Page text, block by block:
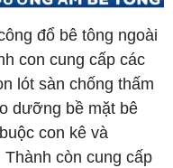
đổ bê tông ngoài
con cung cấp các
lót sàn chống thấm
dưỡng bề mặt bê
con kê và
còn cung cấp